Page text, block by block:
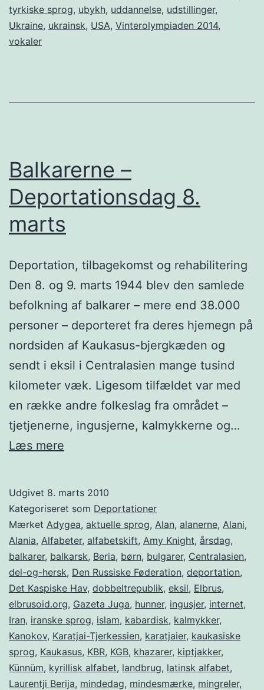
tyrkiske sprog, ubykh, uddannelse, udstillinger,
Ukraine, ukrainsk, USA, Vinterolympiaden 2014,
vokaler
Balkarerne –
Deportationsdag 8.
marts
Deportation, tilbagekomst og rehabilitering
Den 8. og 9. marts 1944 blev den samlede
befolkning af balkarer – mere end 38.000
personer – deporteret fra deres hjemegn på
nordsiden af Kaukasus-bjergkæden og
sendt i eksil i Centralasien mange tusind
kilometer væk. Ligesom tilfældet var med
en række andre folkeslag fra området –
tjetjenerne, ingusjerne, kalmykkerne og…
Læs mere
8.
marts
Udgivet 8. marts 2010
Kategoriseret som Deportationer
Mærket Adygea, aktuelle sprog, Alan, alanerne, Alani,
Alania, Alfabeter, alfabetskift, Amy Knight, årsdag,
balkarer, balkarsk, Beria, børn, bulgarer, Centralasien,
del-og-hersk, Den Russiske Føderation, deportation,
Det Kaspiske Hav, dobbeltrepublik, eksil, Elbrus,
elbrusoid.org, Gazeta Juga, hunner, ingusjer, internet,
Iran, iranske sprog, islam, kabardisk, kalmykker,
Kanokov, Karatjai-Tjerkessien, karatjaier, kaukasiske
sprog, Kaukasus, KBR, KGB, khazarer, kiptjakker,
Künnüm, kyrillisk alfabet, landbrug, latinsk alfabet,
Laurentji Berija, mindedag, mindesmærke, mingreler,